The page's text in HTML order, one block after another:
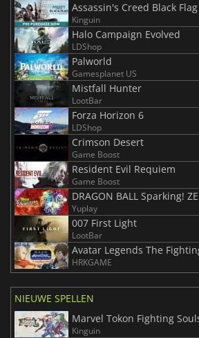
Assassin's Creed Black
Kinguin
Halo Campaign Evolved
LDShop
Palworld
Gamesplanet US
Mistfall Hunter
LootBar
Forza Horizon 6
LDShop
Crimson Desert
Game Boost
Resident Evil Requiem
Game Boost
Yuplay
007 First Light
LootBar
Avatar Legends The
HRKGAME
NIEUWE SPELLEN
Marvel Tokon Fighting
Kinguin